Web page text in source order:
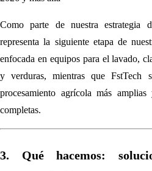
Como parte de nuestra estrategia
representa la siguiente etapa de
enfocada en equipos para el lavado,
y verduras, mientras que FstTech
procesamiento agrícola más
completas.
3. Qué hacemos: